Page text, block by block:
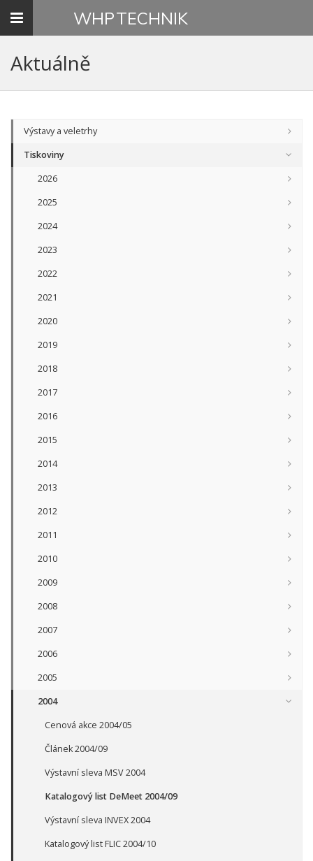
Toggle
WHPTECHNIK
Aktuálně
Výstavy a veletrhy
Tiskoviny
2026
2025
2024
2023
2022
2021
2020
2019
2018
2017
2016
2015
2014
2013
2012
2011
2010
2009
2008
2007
2006
2005
2004
Cenová akce 2004/05
Článek 2004/09
Výstavní sleva MSV 2004
Katalogový list DeMeet 2004/09
Výstavní sleva INVEX 2004
Katalogový list FLIC 2004/10